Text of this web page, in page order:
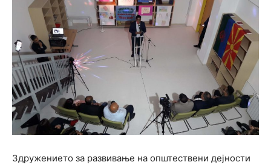
Здружението за развивање на општествени дејности